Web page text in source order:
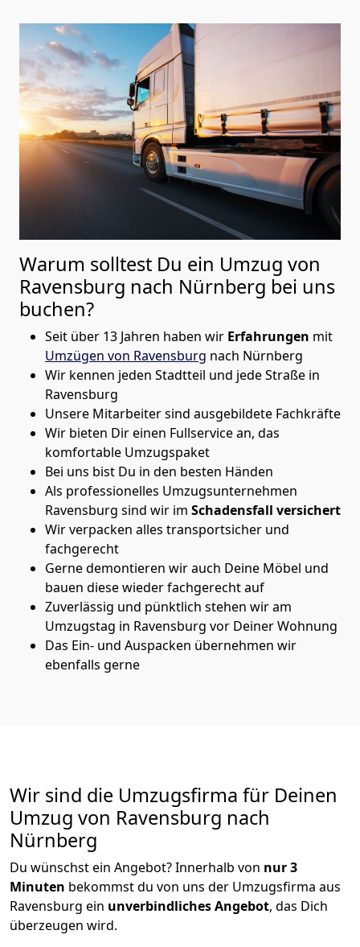
Warum solltest Du ein Umzug von
Ravensburg nach Nürnberg bei uns
buchen?
Seit über 13 Jahren haben wir Erfahrungen mit
Umzügen von Ravensburg nach Nürnberg
Wir kennen jeden Stadtteil und jede Straße in
Ravensburg
Unsere Mitarbeiter sind ausgebildete Fachkräfte
Wir bieten Dir einen Fullservice an, das
komfortable Umzugspaket
Bei uns bist Du in den besten Händen
Als professionelles Umzugsunternehmen
Ravensburg sind wir im Schadensfall versichert
Wir verpacken alles transportsicher und
fachgerecht
Gerne demontieren wir auch Deine Möbel und
bauen diese wieder fachgerecht auf
Zuverlässig und pünktlich stehen wir am
Umzugstag in Ravensburg vor Deiner Wohnung
Das Ein- und Auspacken übernehmen wir
ebenfalls gerne
Wir sind die Umzugsfirma für Deinen
Umzug von Ravensburg nach
Nürnberg
Du wünschst ein Angebot? Innerhalb von nur 3
Minuten bekommst du von uns der Umzugsfirma aus
Ravensburg ein unverbindliches Angebot, das Dich
überzeugen wird.